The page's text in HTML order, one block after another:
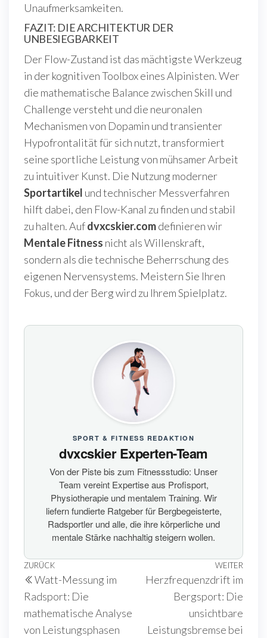
Unaufmerksamkeiten.
FAZIT: DIE ARCHITEKTUR DER
UNBESIEGBARKEIT
Der Flow-Zustand ist das mächtigste Werkzeug
in der kognitiven Toolbox eines Alpinisten. Wer
die mathematische Balance zwischen Skill und
Challenge versteht und die neuronalen
Mechanismen von Dopamin und transienter
Hypofrontalität für sich nutzt, transformiert
seine sportliche Leistung von mühsamer Arbeit
zu intuitiver Kunst. Die Nutzung moderner
Sportartikel und technischer Messverfahren
hilft dabei, den Flow-Kanal zu finden und stabil
zu halten. Aufdvxcskier.comdefinieren wir
Mentale Fitness nicht als Willenskraft,
sondern als die technische Beherrschung des
eigenen Nervensystems. Meistern Sie Ihren
Fokus, und der Berg wird zu Ihrem Spielplatz.
SPORT & FITNESS REDAKTION
dvxcskier Experten-Team
Von der Piste bis zum Fitnessstudio: Unser
Team vereint Expertise aus Profisport,
Physiotherapie und mentalem Training. Wir
liefern fundierte Ratgeber für Bergbegeisterte,
Radsportler und alle, die ihre körperliche und
mentale Stärke nachhaltig steigern wollen.
Beitragsnavigation
Vorheriger
Beitrag
ZURÜCK
Watt-Messung im
Radsport: Die
mathematische Analyse
von Leistungsphasen
WEITER
Herzfrequenzdrift im
Bergsport: Die
unsichtbare
Leistungsbremse bei